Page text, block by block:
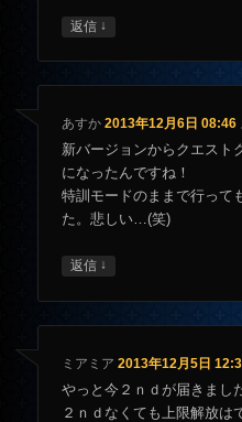
返信 ↓
あすか 2013年12月6日 08:46
新バージョンからクエスト
になったんですね！
特訓モードのままで行って
た。悲しい…(笑)
返信 ↓
ミアミア 2013年12月5日
やっと今２ｎｄが届きまし
２ｎｄなくても上限解放は